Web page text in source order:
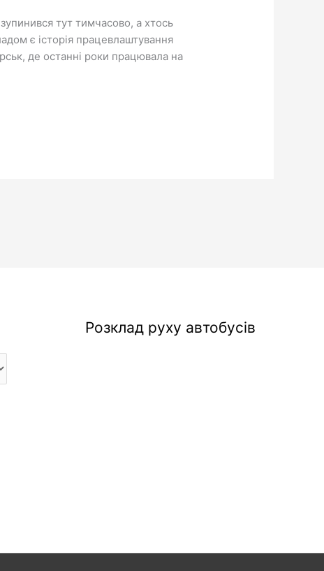
тут тимчасово, а хтось
є історія працевлаштування
де останні роки працювала на
Розклад руху автобусів